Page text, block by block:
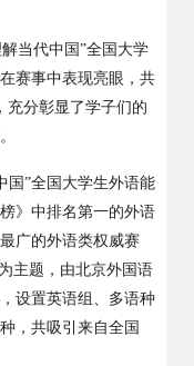
解当代中国”全国大学
赛事中表现亮眼，共
充分彰显了学子们的
国”全国大学生外语能
》中排名第一的外语
广的外语类权威赛
主题，由北京外国语
设置英语组、多语种
，共吸引来自全国